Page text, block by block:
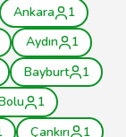
Ankara
1
Aydın
1
Bayburt
1
1
Çankırı 1